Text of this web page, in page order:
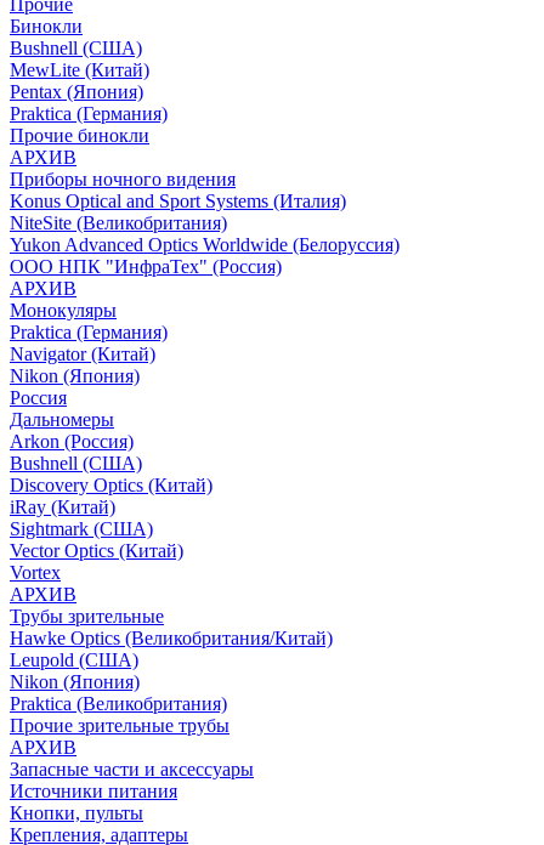
Прочие
Бинокли
Bushnell (США)
MewLite (Китай)
Pentax (Япония)
Praktica (Германия)
Прочие бинокли
АРХИВ
Приборы ночного видения
Konus Optical and Sport Systems (Италия)
NiteSite (Великобритания)
Yukon Advanced Optics Worldwide (Белоруссия)
ООО НПК "ИнфраТех" (Россия)
АРХИВ
Монокуляры
Praktica (Германия)
Navigator (Китай)
Nikon (Япония)
Россия
Дальномеры
Arkon (Россия)
Bushnell (США)
Discovery Optics (Китай)
iRay (Китай)
Sightmark (США)
Vector Optics (Китай)
Vortex
АРХИВ
Трубы зрительные
Hawke Optics (Великобритания/Китай)
Leupold (США)
Nikon (Япония)
Praktica (Великобритания)
Прочие зрительные трубы
АРХИВ
Запасные части и аксессуары
Источники питания
Кнопки, пульты
Крепления, адаптеры